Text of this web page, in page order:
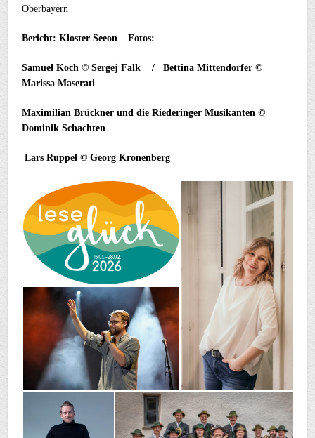
Oberbayern
Bericht: Kloster Seeon – Fotos:
Samuel Koch © Sergej Falk / Bettina Mittendorfer ©
Marissa Maserati
Maximilian Brückner und die Riederinger Musikanten ©
Dominik Schachten
Lars Ruppel © Georg Kronenberg